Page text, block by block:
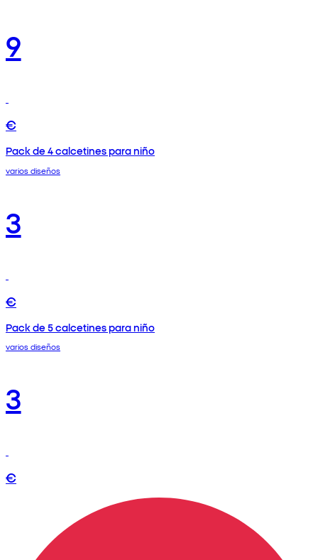
9
€
Pack de 4 calcetines para niño
varios diseños
3
€
Pack de 5 calcetines para niño
varios diseños
3
€